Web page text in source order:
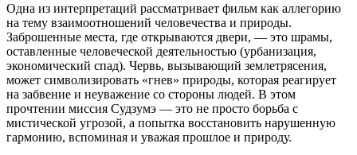
Одна из интерпретаций рассматривает фильм как аллегорию
на тему взаимоотношений человечества и природы.
Заброшенные места, где открываются двери, — это шрамы,
оставленные человеческой деятельностью (урбанизация,
экономический спад). Червь, вызывающий землетрясения,
может символизировать «гнев» природы, которая реагирует
на забвение и неуважение со стороны людей. В этом
прочтении миссия Судзумэ — это не просто борьба с
мистической угрозой, а попытка восстановить нарушенную
гармонию, вспоминая и уважая прошлое и природу.